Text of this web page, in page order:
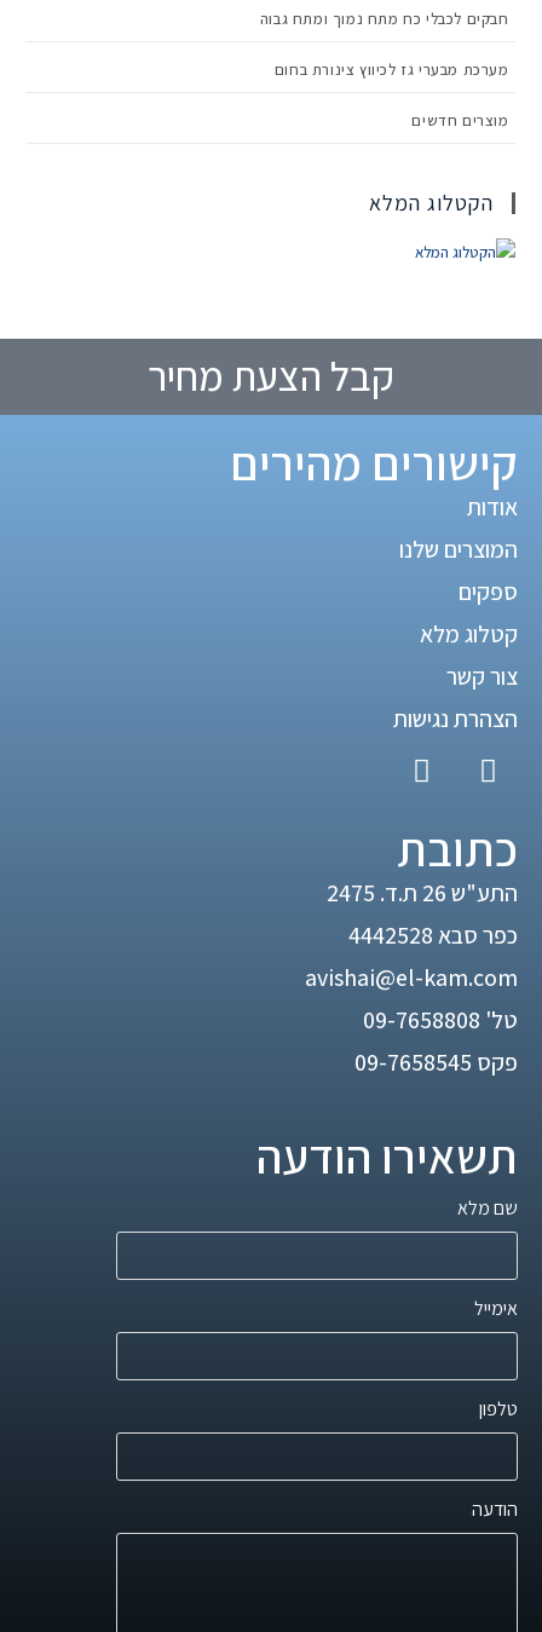
חבקים לכבלי כח מתח נמוך ומתח גבוה
מערכת מבערי גז לכיווץ צינורת בחום
מוצרים חדשים
הקטלוג המלא
קבל הצעת מחיר
קישורים מהירים
אודות
המוצרים שלנו
ספקים
קטלוג מלא
צור קשר
הצהרת נגישות
כתובת
התע"ש 26 ת.ד. 2475
כפר סבא 4442528
avishai@el-kam.com
טל' 09-7658808
פקס 09-7658545
תשאירו הודעה
שם מלא
אימייל
טלפון
הודעה